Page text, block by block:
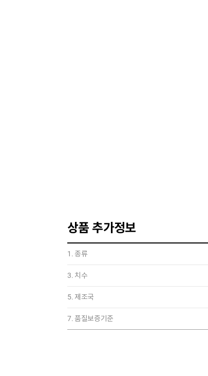
상품 추가정보
1. 종류
3. 치수
5. 제조국
7. 품질보증기준